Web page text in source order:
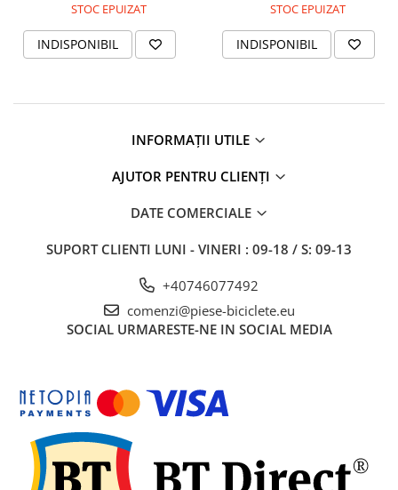
STOC EPUIZAT
INDISPONIBIL
STOC EPUIZAT
INDISPONIBIL
INFORMAȚII UTILE
AJUTOR PENTRU CLIENȚI
DATE COMERCIALE
SUPORT CLIENTI LUNI - VINERI : 09-18 / S: 09-13
+40746077492
comenzi@piese-biciclete.eu
SOCIAL URMARESTE-NE IN SOCIAL MEDIA